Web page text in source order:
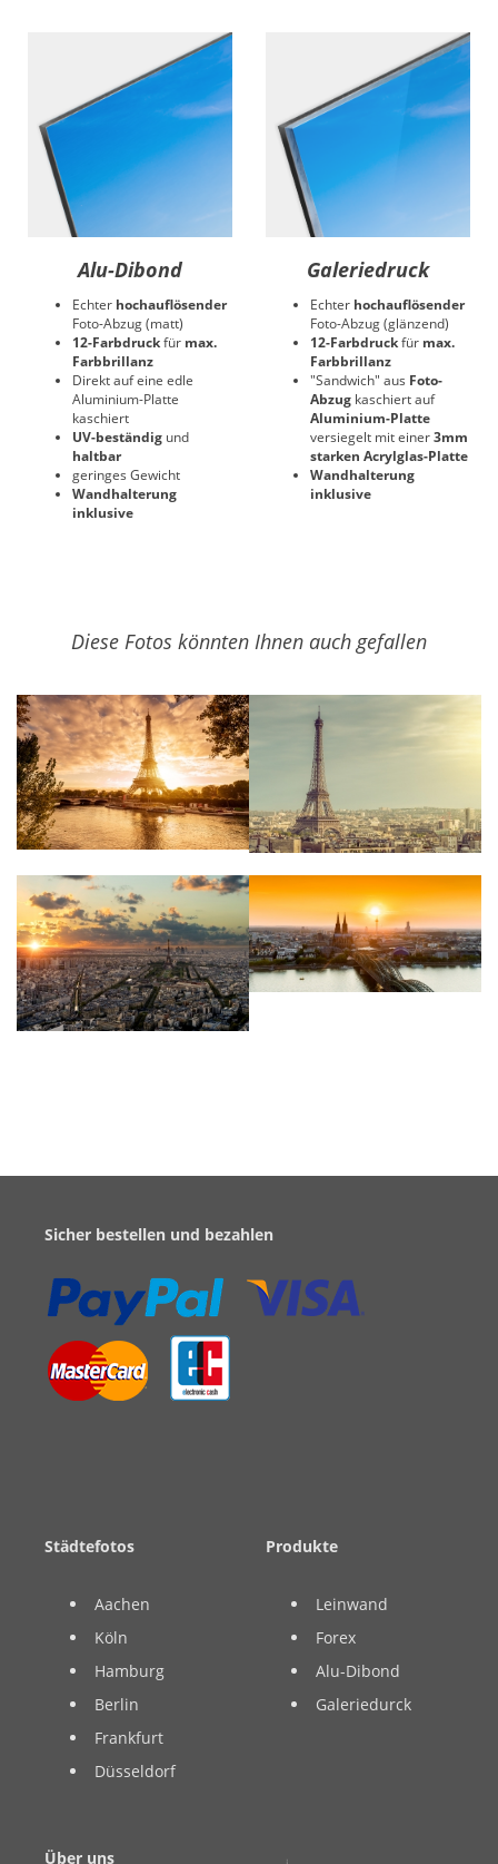
Alu-Dibond
Echter hochauflösender
Foto-Abzug (matt)
12-Farbdruckfür max.
Farbbrillanz
Direkt auf eine edle
Aluminium-Platte
kaschiert
UV-beständig und
haltbar
geringes Gewicht
Wandhalterung
inklusive
Galeriedruck
Echter hochauflösender
Foto-Abzug (glänzend)
12-Farbdruckfür max.
Farbbrillanz
"Sandwich" aus Foto-
Abzug kaschiert auf
Aluminium-Platte
versiegelt mit einer3mm
starken Acrylglas-Platte
Wandhalterung
inklusive
Diese Fotos könnten Ihnen auch gefallen
Sicher bestellen und bezahlen
Städtefotos
Aachen
Köln
Hamburg
Berlin
Frankfurt
Düsseldorf
Produkte
Leinwand
Forex
Alu-Dibond
Galeriedurck
Über uns